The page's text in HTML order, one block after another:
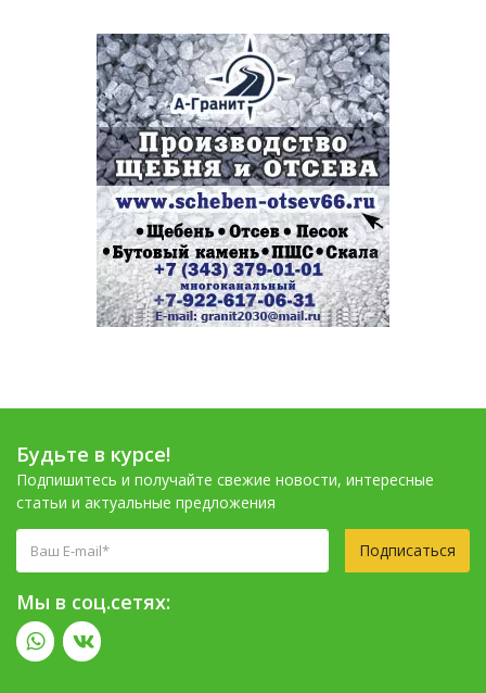
Будьте в курсе!
Подпишитесь и получайте свежие новости, интересные
статьи и актуальные предложения
Подписаться
Мы в соц.сетях: